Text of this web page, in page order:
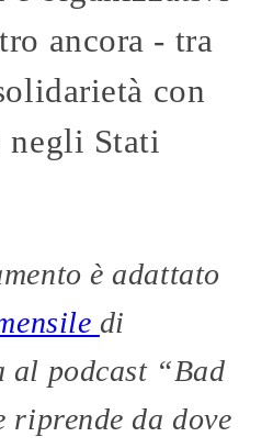
ancora - tra
con
negli Stati
è adattato
di
al podcast “Bad
riprende da dove